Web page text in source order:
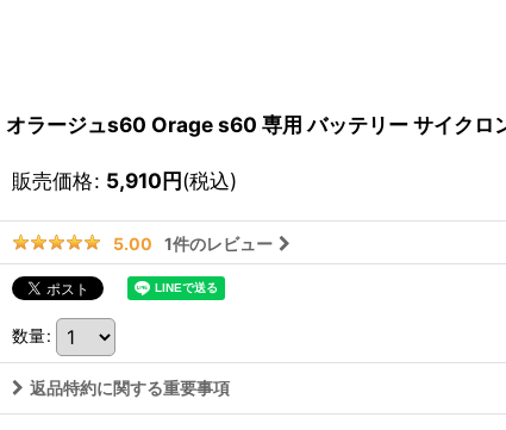
オラージュs60 Orage s60 専用 バッテリー サイクロ
販売価格: 5,910円(税込)
5.00 1件のレビュー
数量:
返品特約に関する重要事項